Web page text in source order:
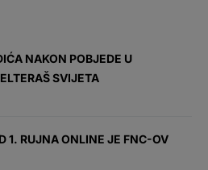
NAKON POBJEDE U
SVIJETA
1. RUJNA ONLINE JE FNC-OV